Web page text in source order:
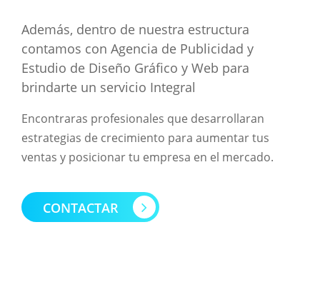
Además, dentro de nuestra estructura
contamos con Agencia de Publicidad y
Estudio de Diseño Gráfico y Web para
brindarte un servicio Integral
Encontraras profesionales que desarrollaran
estrategias de crecimiento para aumentar tus
ventas y posicionar tu empresa en el mercado.
CONTACTAR